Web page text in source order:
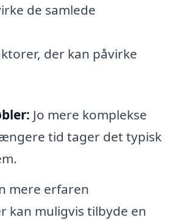
de samlede
der kan påvirke
Jo mere komplekse
tid tager det typisk
mere erfaren
kan muligvis tilbyde en